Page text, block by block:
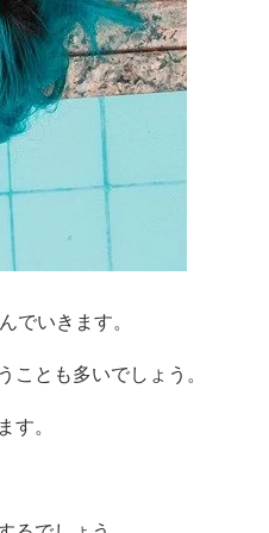
でいきます。
ことも多いでしょう。
す。